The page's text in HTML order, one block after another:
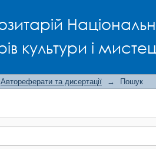
культури і
Автореферати та дисертації → Пошук